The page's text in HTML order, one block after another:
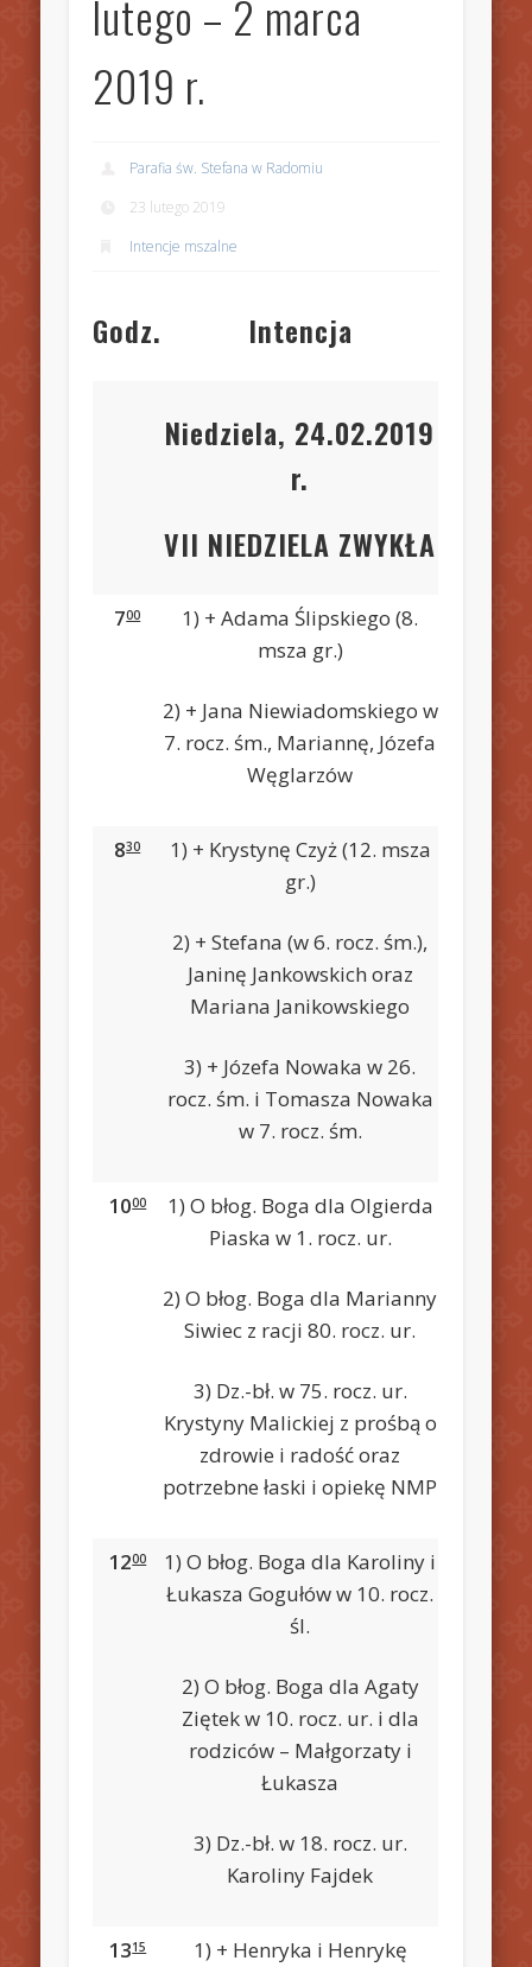
lutego – 2 marca
2019 r.
Parafia św. Stefana w Radomiu
23 lutego 2019
Intencje mszalne
Godz. Intencja
Niedziela, 24.02.2019
r.
VII NIEDZIELA ZWYKŁA
700
1) + Adama Ślipskiego (8.
msza gr.)
2) + Jana Niewiadomskiego w
7. rocz. śm., Mariannę, Józefa
Węglarzów
830
1) + Krystynę Czyż (12. msza
gr.)
2) + Stefana (w 6. rocz. śm.),
Janinę Jankowskich oraz
Mariana Janikowskiego
3) + Józefa Nowaka w 26.
rocz. śm. i Tomasza Nowaka
w 7. rocz. śm.
1000
1) O błog. Boga dla Olgierda
Piaska w 1. rocz. ur.
2) O błog. Boga dla Marianny
Siwiec z racji 80. rocz. ur.
3) Dz.-bł. w 75. rocz. ur.
Krystyny Malickiej z prośbą o
zdrowie i radość oraz
potrzebne łaski i opiekę NMP
1200
1) O błog. Boga dla Karoliny i
Łukasza Gogułów w 10. rocz.
śl.
2) O błog. Boga dla Agaty
Ziętek w 10. rocz. ur. i dla
rodziców – Małgorzaty i
Łukasza
3) Dz.-bł. w 18. rocz. ur.
Karoliny Fajdek
1315
1) + Henryka i Henrykę